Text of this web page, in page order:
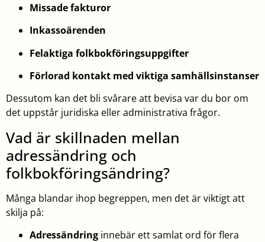
Missade fakturor
Inkassoärenden
Felaktiga folkbokföringsuppgifter
Förlorad kontakt med viktiga samhällsinstanser
Dessutom kan det bli svårare att bevisa var du bor om
det uppstår juridiska eller administrativa frågor.
Vad är skillnaden mellan
adressändring och
folkbokföringsändring?
Många blandar ihop begreppen, men det är viktigt att
skilja på:
Adressändring innebär ett samlat ord för flera